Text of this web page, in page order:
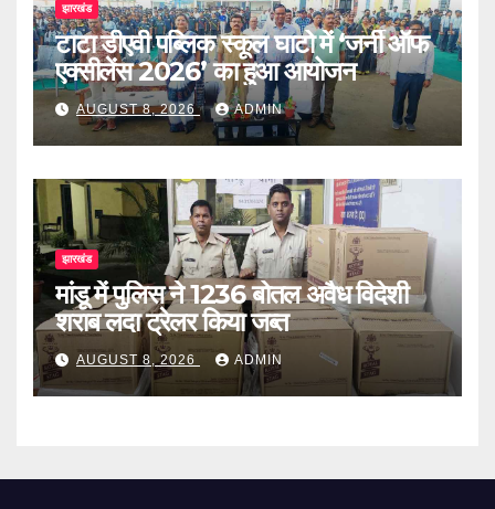
झारखंड
टाटा डीएवी पब्लिक स्कूल घाटो में ‘जर्नी ऑफ
एक्सीलेंस 2026’ का हुआ आयोजन
AUGUST 8, 2026 ADMIN
झारखंड
मांडू में पुलिस ने 1236 बोतल अवैध विदेशी
शराब लदा ट्रेलर किया जब्त
AUGUST 8, 2026 ADMIN